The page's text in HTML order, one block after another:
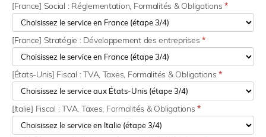
[France] Social : Réglementation, Formalités & Obligations*
[France] Stratégie : Développement des entreprises*
[États-Unis] Fiscal : TVA, Taxes, Formalités & Obligations*
[Italie] Fiscal : TVA, Taxes, Formalités & Obligations*